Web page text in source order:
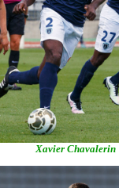
Xavier Chavalerin